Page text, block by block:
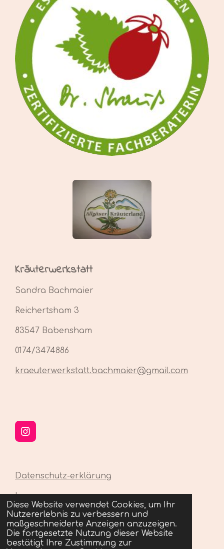
Diese Website verwendet Cookies, um Ihr
Nutzererlebnis zu verbessern und
maßgeschneiderte Anzeigen anzuzeigen.
Die fortgesetzte Nutzung dieser Website
bestätigt Ihre Zustimmung zur
Kräuterwerkstatt
Sandra Bachmaier
Reichertsham 3
83547 Babensham
0174/3474886
kraeuterwerkstatt.bachmaier@gmail.com
I
n
a
r
a
m
Datenschutz-erklärung
Impressum
© 2023 - 2026 Kräuterwerkstatt Sandra
Bachmaier
Mit Unterstützung vonWebador